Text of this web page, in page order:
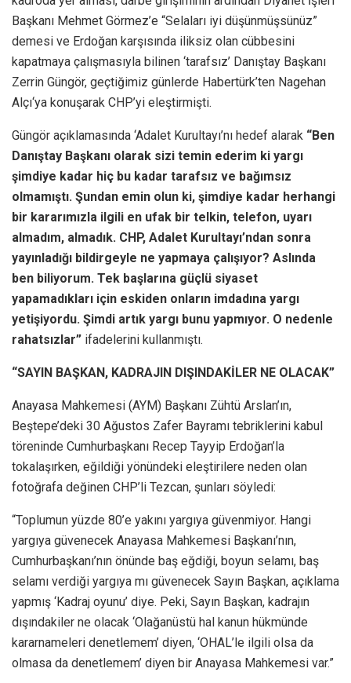
Başkanı Mehmet Görmez’e “Selaları iyi düşünmüşsünüz”
demesi ve Erdoğan karşısında iliksiz olan cübbesini
kapatmaya çalışmasıyla bilinen ‘tarafsız’ Danıştay Başkanı
Zerrin Güngör, geçtiğimiz günlerde Habertürk’ten Nagehan
Alçı‘ya konuşarak CHP’yi eleştirmişti.
Güngör açıklamasında ‘Adalet Kurultayı’nı hedef alarak “Ben
Danıştay Başkanı olarak sizi temin ederim ki yargı
şimdiye kadar hiç bu kadar tarafsız ve bağımsız
olmamıştı. Şundan emin olun ki, şimdiye kadar herhangi
bir kararımızla ilgili en ufak bir telkin, telefon, uyarı
almadım, almadık. CHP, Adalet Kurultayı’ndan sonra
yayınladığı bildirgeyle ne yapmaya çalışıyor? Aslında
ben biliyorum. Tek başlarına güçlü siyaset
yapamadıkları için eskiden onların imdadına yargı
yetişiyordu. Şimdi artık yargı bunu yapmıyor. O nedenle
rahatsızlar” ifadelerini kullanmıştı.
“SAYIN BAŞKAN, KADRAJIN DIŞINDAKİLER NE OLACAK”
Anayasa Mahkemesi (AYM) Başkanı Zühtü Arslan’ın,
Beştepe’deki 30 Ağustos Zafer Bayramı tebriklerini kabul
töreninde Cumhurbaşkanı Recep Tayyip Erdoğan’la
tokalaşırken, eğildiği yönündeki eleştirilere neden olan
fotoğrafa değinen CHP’li Tezcan, şunları söyledi:
“Toplumun yüzde 80’e yakını yargıya güvenmiyor. Hangi
yargıya güvenecek Anayasa Mahkemesi Başkanı’nın,
Cumhurbaşkanı’nın önünde baş eğdiği, boyun selamı, baş
selamı verdiği yargıya mı güvenecek Sayın Başkan, açıklama
yapmış ‘Kadraj oyunu’ diye. Peki, Sayın Başkan, kadrajın
dışındakiler ne olacak ‘Olağanüstü hal kanun hükmünde
kararnameleri denetlemem’ diyen, ‘OHAL’le ilgili olsa da
olmasa da denetlemem’ diyen bir Anayasa Mahkemesi var.”